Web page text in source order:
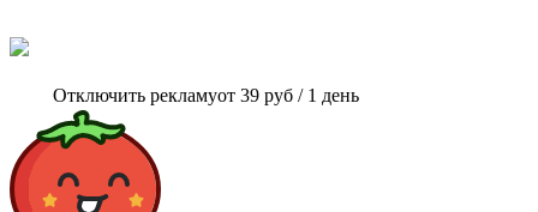
Отключить рекламуот 39 руб / 1 день